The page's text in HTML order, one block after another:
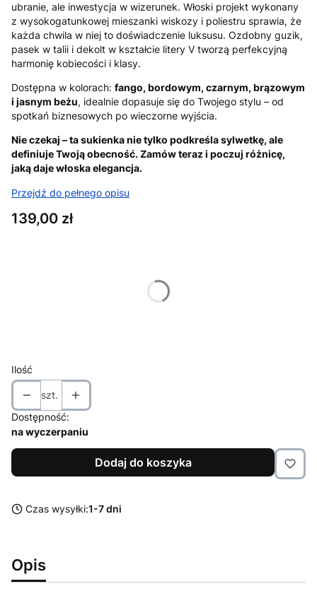
ubranie, ale inwestycja w wizerunek. Włoski projekt wykonany
z wysokogatunkowej mieszanki wiskozy i poliestru sprawia, że
każda chwila w niej to doświadczenie luksusu. Ozdobny guzik,
pasek w talii i dekolt w kształcie litery V tworzą perfekcyjną
harmonię kobiecości i klasy.
Dostępna w kolorach: fango, bordowym, czarnym, brązowym
i jasnym beżu, idealnie dopasuje się do Twojego stylu – od
spotkań biznesowych po wieczorne wyjścia.
Nie czekaj – ta sukienka nie tylko podkreśla sylwetkę, ale
definiuje Twoją obecność. Zamów teraz i poczuj różnicę,
jaką daje włoska elegancja.
Przejdź do pełnego opisu
Cena
139,00 zł
Poszczególne warianty mogą różnić się ceną
Ilość
szt.
Dostępność:
na wyczerpaniu
Dodaj do koszyka
Czas wysyłki:1-7 dni
Opis